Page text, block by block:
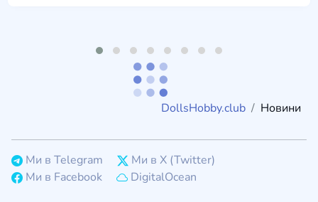
DollsHobby.club Новини
Ми в Telegram
Ми в X (Twitter)
Ми в Facebook
DigitalOcean